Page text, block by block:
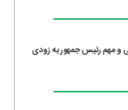
مهم رئیس جمهور به زودی